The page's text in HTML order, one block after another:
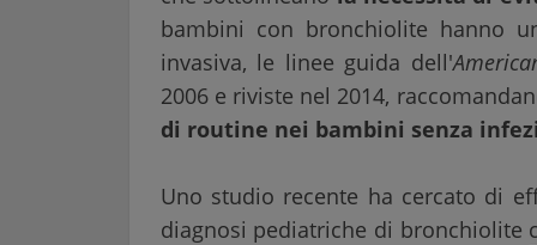
bambini con bronchiolite hanno
invasiva, le linee guida dell'
2006 e riviste nel 2014,
di routine nei bambini senza
Uno studio recente ha cercato di
diagnosi pediatriche di bronchiolite